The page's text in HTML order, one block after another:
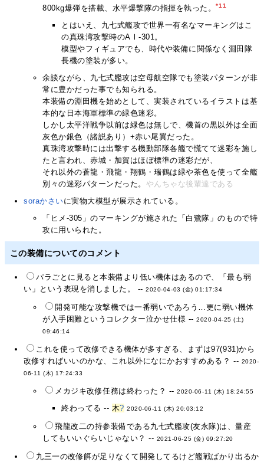
800kg爆弾を搭載、水平爆撃隊の指揮を執った。*11
とはいえ、九七式艦攻で世界一有名なマーキングはこ
の真珠湾攻撃時のAⅠ-301。
模型やフィギュアでも、時代や装備に関係なく淵田隊
長機の塗装が多い。
余談ながら、九七式艦攻は空母航空隊でも塗装パターンが非
常に豊かだった事でも知られる。
本装備の淵田機を始めとして、実装されているイラストは基
本的な日本海軍標準の緑色迷彩。
しかし太平洋戦争以前は緑色は無しで、機首の黒以外は全面
灰色か銀色（諸説あり）+赤い尾翼だった。
真珠湾攻撃時には出撃する機動部隊各艦で慌てて迷彩を施し
たと言われ、赤城・加賀はほぼ標準の迷彩だが、
それ以外の蒼龍・飛龍・翔鶴・瑞鶴は緑や茶色を使って全艦
別々の迷彩パターンだった。 やんちゃな後輩達である
soraかさいに実物大模型が展示されている。
「ヒメ-305」のマーキングが施された「白鷺隊」のもので特
攻に用いられた。
この装備についてのコメント
パラごとに見ると本装備より低い機体はあるので、「最も弱
い」という表現を消しました。 --2020-04-03 (金) 01:17:34
開発可能な攻撃機では一番弱いであろう…更に弱い機体
が入手困難というコレクター泣かせ仕様 --2020-04-25 (土)
09:46:14
これを使って改修できる機体が多すぎる、まずは97(931)から
改修すればいいのかな、これ以外になにかおすすめある？ -- 2020-
06-11 (木) 17:24:33
メカジキ改修任務は終わった？ --2020-06-11 (木) 18:24:55
終わってる -- 木? 2020-06-11 (木) 20:03:12
飛龍改二の持参装備である九七式艦攻(友永隊)は、量産
してもいいぐらいじゃない？ -- 2021-06-25 (金) 09:27:20
九三一の改修餌が足りなくて開発してるけど艦戦ばかり出るか